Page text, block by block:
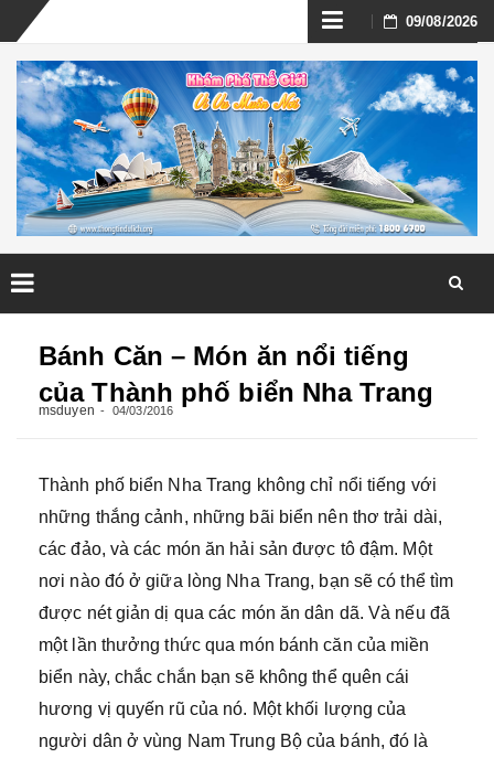
Skip
to
content
09/08/2026
Bánh Căn – Món ăn nổi tiếng
của Thành phố biển Nha Trang
msduyen 04/03/2016
Thành phố biển Nha Trang không chỉ nổi tiếng với
những thắng cảnh, những bãi biển nên thơ trải dài,
các đảo, và các món ăn hải sản được tô đậm. Một
nơi nào đó ở giữa lòng Nha Trang, bạn sẽ có thể tìm
được nét giản dị qua các món ăn dân dã. Và nếu đã
một lần thưởng thức qua món bánh căn của miền
biển này, chắc chắn bạn sẽ không thể quên cái
hương vị quyến rũ của nó. Một khối lượng của
người dân ở vùng Nam Trung Bộ của bánh, đó là